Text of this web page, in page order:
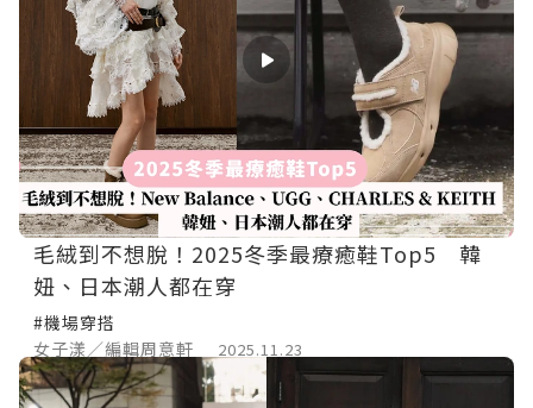
毛絨到不想脫！2025冬季最療癒鞋Top5 韓
妞、日本潮人都在穿
#機場穿搭
女子漾／編輯周意軒
2025.11.23